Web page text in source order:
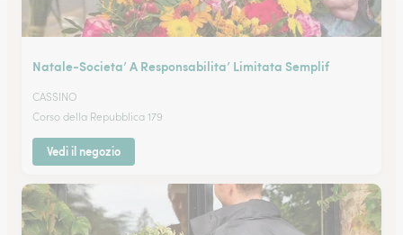
Natale-Societa’ A Responsabilita’ Limitata Semplif
CASSINO
Corso della Repubblica 179
Vedi il negozio